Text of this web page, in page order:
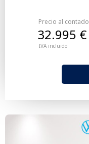
Precio al contado
IVA incluido
32.995 €